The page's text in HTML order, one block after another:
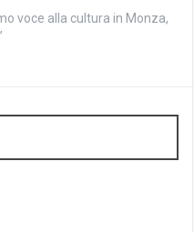
voce alla cultura in Monza,